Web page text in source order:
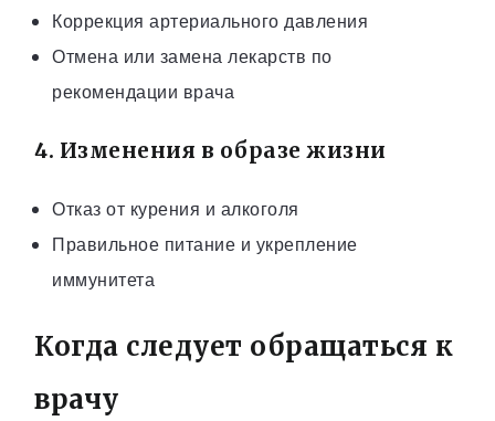
Коррекция артериального давления
Отмена или замена лекарств по
рекомендации врача
4. Изменения в образе жизни
Отказ от курения и алкоголя
Правильное питание и укрепление
иммунитета
Когда следует обращаться к
врачу